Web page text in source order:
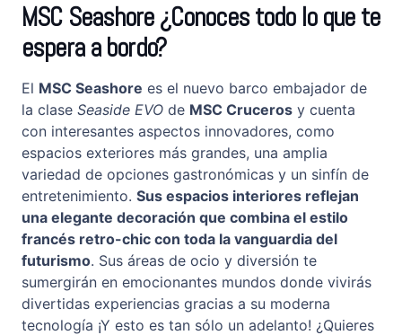
MSC Seashore ¿Conoces todo lo que te
espera a bordo?
El MSC Seashore es el nuevo barco embajador de
la clase Seaside EVO de MSC Cruceros y cuenta
con interesantes aspectos innovadores, como
espacios exteriores más grandes, una amplia
variedad de opciones gastronómicas y un sinfín de
entretenimiento. Sus espacios interiores reflejan
una elegante decoración que combina el estilo
francés retro-chic con toda la vanguardia del
futurismo. Sus áreas de ocio y diversión te
sumergirán en emocionantes mundos donde vivirás
divertidas experiencias gracias a su moderna
tecnología ¡Y esto es tan sólo un adelanto! ¿Quieres